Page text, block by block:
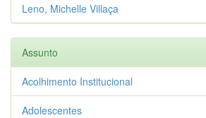
Leno, Michelle Villaça
Assunto
Acolhimento Institucional
Adolescentes